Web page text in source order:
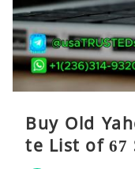
Buy Old
te List of 67